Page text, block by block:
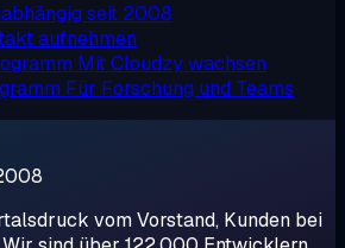
seit 2008
aufnehmen
Mit Cloudzy wachsen
Für Forschung und Teams
vom Vorstand, Kunden bei